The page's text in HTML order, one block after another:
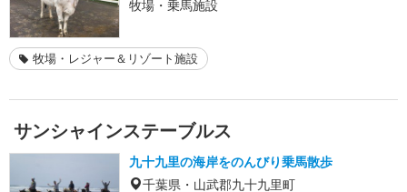
牧場・乗馬施設
牧場・レジャー＆リゾート施設
サンシャインステーブルス
九十九里の海岸をのんびり乗馬散歩
千葉県・山武郡九十九里町